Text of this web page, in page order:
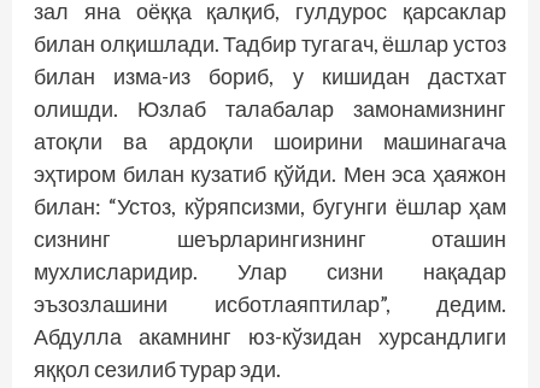
зал яна оёққа қалқиб, гулдурос қарсаклар
билан олқишлади. Тадбир тугагач, ёшлар устоз
билан изма-из бориб, у кишидан дастхат
олишди. Юзлаб талабалар замонамизнинг
атоқли ва ардоқли шоирини машинагача
эҳтиром билан кузатиб қўйди. Мен эса ҳая­жон
билан: “Устоз, кўряпсизми, бугунги ёшлар ҳам
сизнинг шеърларингизнинг оташин
мухлисларидир. Улар сизни нақадар
эъзозлашини исботлаяптилар”, дедим.
Абдулла акамнинг юз-кўзидан хурсанд­лиги
яққол сезилиб турар эди.